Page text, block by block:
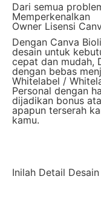
Dari semua
Memperkenalkan
Owner Lisensi
Dengan Canva
desain untuk
cepat dan mudah,
dengan bebas
Whitelabel /
Personal dengan
dijadikan bonus
apapun terserah
kamu.
Inilah Detail